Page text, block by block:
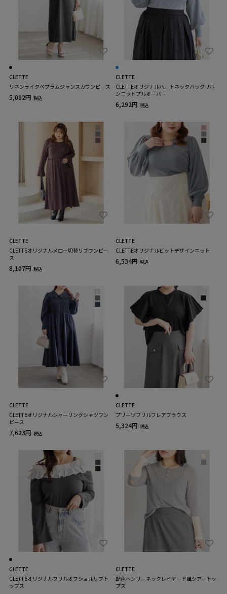
CLETTE
リネンライクペプラムジャンスカワンピース
5,082円 税込
CLETTE
CLETTEオリジナルハートネックバックリボ
ンニットプルオーバー
6,292円 税込
CLETTE
CLETTEオリジナルメロー切替リブワンピー
ス
8,107円 税込
CLETTE
CLETTEオリジナルビットデザインニット
6,534円 税込
CLETTE
CLETTEオリジナルシャーリングシャツワン
ピース
7,623円 税込
CLETTE
プリーツフリルフレアブラウス
5,324円 税込
CLETTE
CLETTEオリジナルフリルオフショルリブト
ップス
CLETTE
配色ヘンリーネックレイヤード風シアートッ
プス